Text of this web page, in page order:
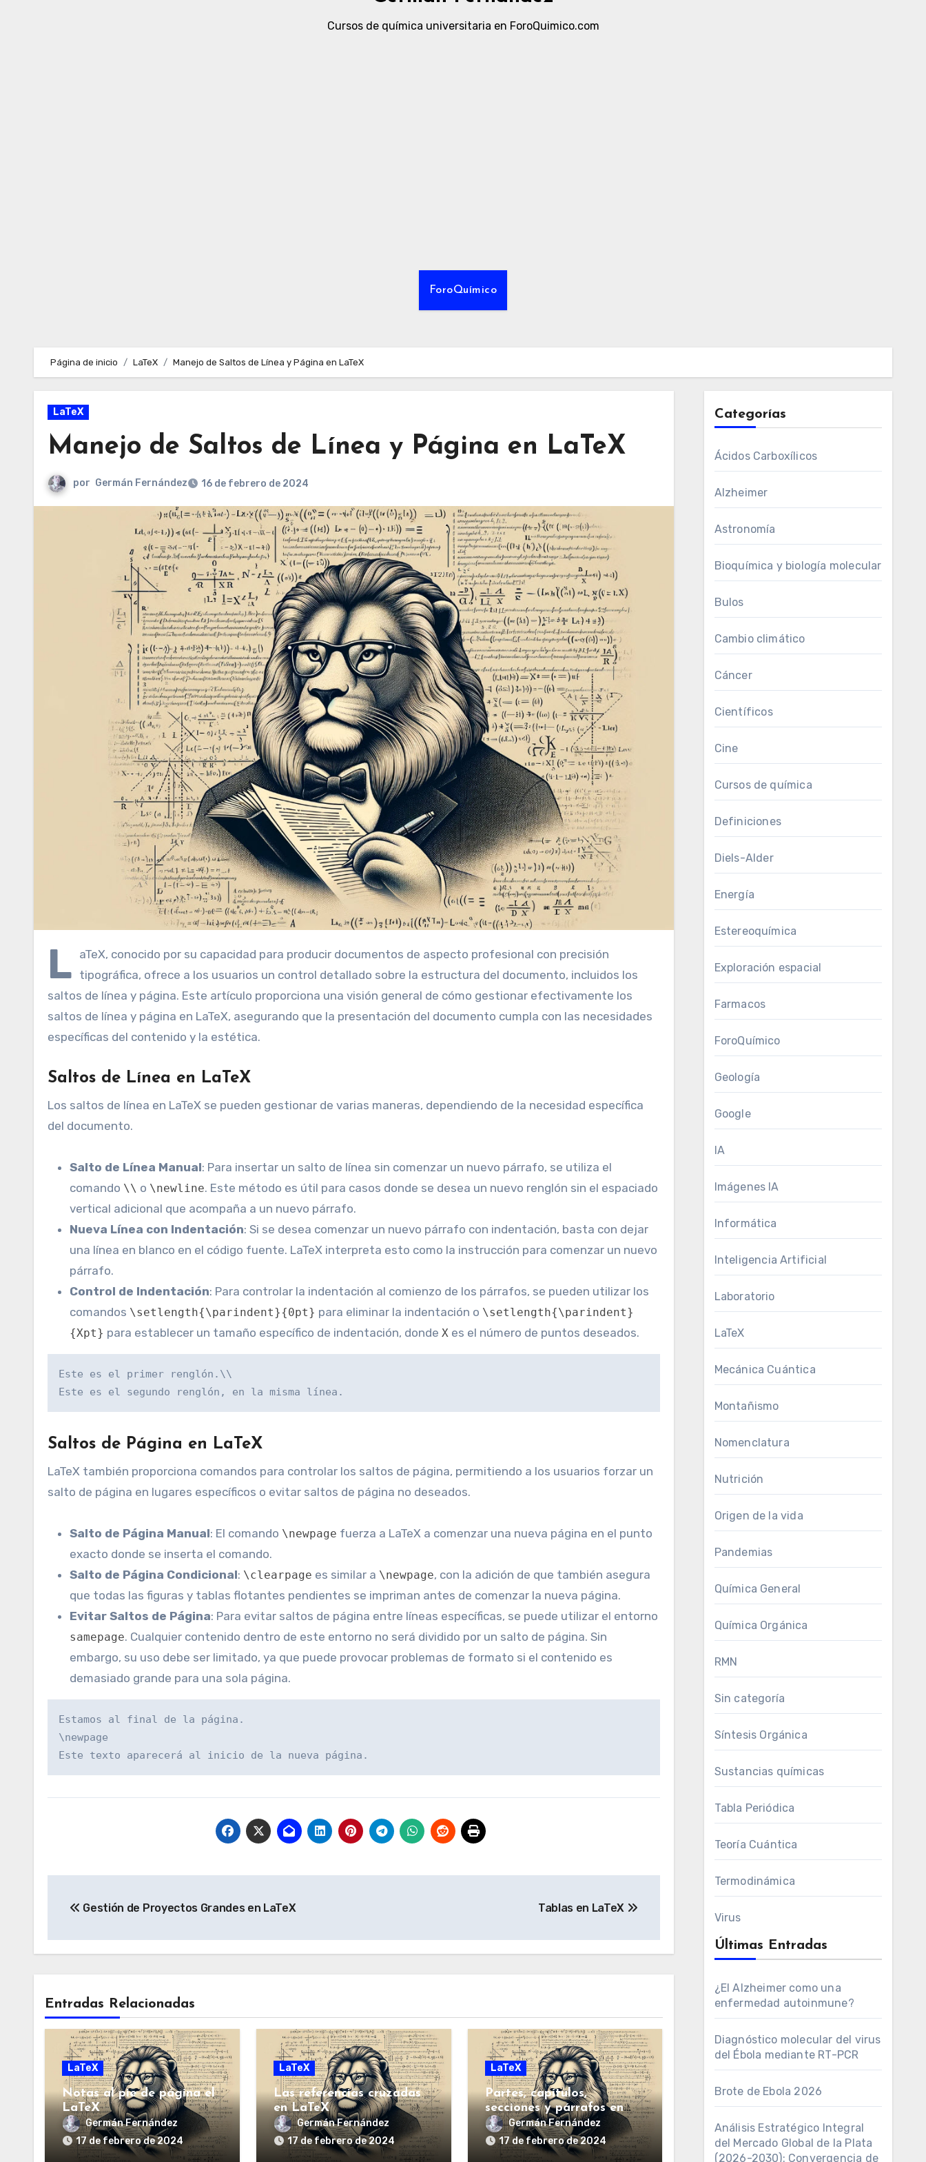
Cursos de química universitaria en ForoQuimico.com
ForoQuímico
Página de inicio LaTeX Manejo de Saltos de Línea y Página en LaTeX
LaTeX
Manejo de Saltos de Línea y Página en LaTeX
por Germán Fernández 16 de febrero de 2024
L aTeX, conocido por su capacidad para producir documentos de aspecto profesional con precisión
tipográfica, ofrece a los usuarios un control detallado sobre la estructura del documento, incluidos los
saltos de línea y página. Este artículo proporciona una visión general de cómo gestionar efectivamente los
saltos de línea y página en LaTeX, asegurando que la presentación del documento cumpla con las necesidades
específicas del contenido y la estética.
Saltos de Línea en LaTeX
Los saltos de línea en LaTeX se pueden gestionar de varias maneras, dependiendo de la necesidad específica
del documento.
Salto de Línea Manual: Para insertar un salto de línea sin comenzar un nuevo párrafo, se utiliza el
comando \\ o \newline. Este método es útil para casos donde se desea un nuevo renglón sin el espaciado
vertical adicional que acompaña a un nuevo párrafo.
Nueva Línea con Indentación: Si se desea comenzar un nuevo párrafo con indentación, basta con dejar
una línea en blanco en el código fuente. LaTeX interpreta esto como la instrucción para comenzar un nuevo
párrafo.
Control de Indentación: Para controlar la indentación al comienzo de los párrafos, se pueden utilizar los
comandos \setlength{\parindent}{0pt} para eliminar la indentación o \setlength{\parindent}
{Xpt} para establecer un tamaño específico de indentación, donde X es el número de puntos deseados.
Este es el primer renglón.\\
Este es el segundo renglón, en la misma línea.
Saltos de Página en LaTeX
LaTeX también proporciona comandos para controlar los saltos de página, permitiendo a los usuarios forzar un
salto de página en lugares específicos o evitar saltos de página no deseados.
Salto de Página Manual: El comando \newpage fuerza a LaTeX a comenzar una nueva página en el punto
exacto donde se inserta el comando.
Salto de Página Condicional: \clearpage es similar a \newpage, con la adición de que también asegura
que todas las figuras y tablas flotantes pendientes se impriman antes de comenzar la nueva página.
Evitar Saltos de Página: Para evitar saltos de página entre líneas específicas, se puede utilizar el entorno
samepage. Cualquier contenido dentro de este entorno no será dividido por un salto de página. Sin
embargo, su uso debe ser limitado, ya que puede provocar problemas de formato si el contenido es
demasiado grande para una sola página.
Estamos al final de la página.
\newpage
Este texto aparecerá al inicio de la nueva página.
de
entradas
Gestión de Proyectos Grandes en LaTeX Tablas en LaTeX
Entradas Relacionadas
LaTeX
Notas al pie de página el
LaTeX
Germán Fernández
17 de febrero de 2024
LaTeX
Las referencias cruzadas
en LaTeX
Germán Fernández
17 de febrero de 2024
LaTeX
Partes, capítulos,
secciones y párrafos en
LaTeXGermán Fernández
17 de febrero de 2024
Categorías
Ácidos Carboxílicos
Alzheimer
Astronomía
Bioquímica y biología molecular
Bulos
Cambio climático
Cáncer
Científicos
Cine
Cursos de química
Definiciones
Diels-Alder
Energía
Estereoquímica
Exploración espacial
Farmacos
ForoQuímico
Geología
Google
IA
Imágenes IA
Informática
Inteligencia Artificial
Laboratorio
LaTeX
Mecánica Cuántica
Montañismo
Nomenclatura
Nutrición
Origen de la vida
Pandemias
Química General
Química Orgánica
RMN
Sin categoría
Síntesis Orgánica
Sustancias químicas
Tabla Periódica
Teoría Cuántica
Termodinámica
Virus
Últimas Entradas
¿El Alzheimer como una
enfermedad autoinmune?
Diagnóstico molecular del virus
del Ébola mediante RT-PCR
Brote de Ebola 2026
Análisis Estratégico Integral
del Mercado Global de la Plata
(2026-2030): Convergencia de